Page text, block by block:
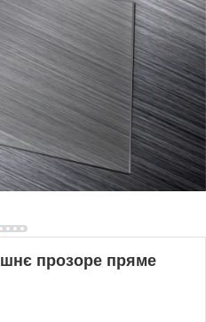
прозоре пряме